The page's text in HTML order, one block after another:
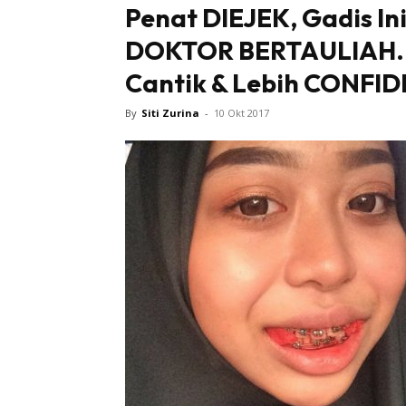
Penat DIEJEK, Gadis
DOKTOR
Cantik & Lebih
By Siti Zurina - 10 Okt 2017